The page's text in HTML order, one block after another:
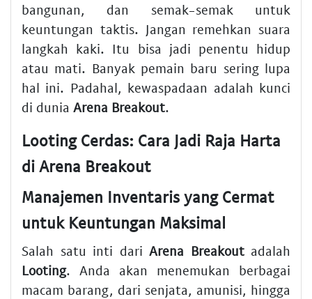
bangunan, dan semak-semak untuk
keuntungan taktis. Jangan remehkan suara
langkah kaki. Itu bisa jadi penentu hidup
atau mati. Banyak pemain baru sering lupa
hal ini. Padahal, kewaspadaan adalah kunci
di dunia Arena Breakout.
Looting Cerdas: Cara Jadi Raja Harta
di Arena Breakout
Manajemen Inventaris yang Cermat
untuk Keuntungan Maksimal
Salah satu inti dari Arena Breakoutadalah
Looting. Anda akan menemukan berbagai
macam barang, dari senjata, amunisi, hingga